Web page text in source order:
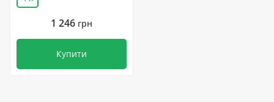
1 246 грн
Купити